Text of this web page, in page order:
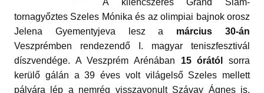
A kilencszeres Grand Slam-
tornagyőztes Szeles Mónika és az olimpiai bajnok orosz
Jelena Gyementyjeva lesz a március 30-án
Veszprémben rendezendő I. magyar teniszfesztivál
díszvendége. A Veszprém Arénában 15 órától
sorra
kerülő gálán a 39 éves volt világelső Szeles mellett
pályára lép a nemrég visszavonult Szávay Ágnes is,